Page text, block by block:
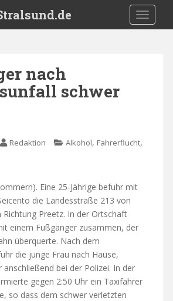
nach
schwer
Redaktion Alkohol, Fahrerflucht,
Eine 25-Jährige befuhr mit
die Landesstraße 213 von
Richtung Preetz. In der Ortschaft
einem Fußgänger zusammen, der
überquerte. Nach dem
die junge Frau nach Hause,
bei der Polizei. In der
gegen 2:50 Uhr ein Taxifahrer
so dass dem schwer verletzten